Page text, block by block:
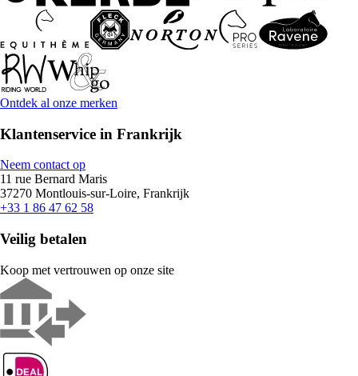
Ontdek al onze merken
Klantenservice in Frankrijk
Neem contact op
11 rue Bernard Maris
37270 Montlouis-sur-Loire, Frankrijk
+33 1 86 47 62 58
Veilig betalen
Koop met vertrouwen op onze site